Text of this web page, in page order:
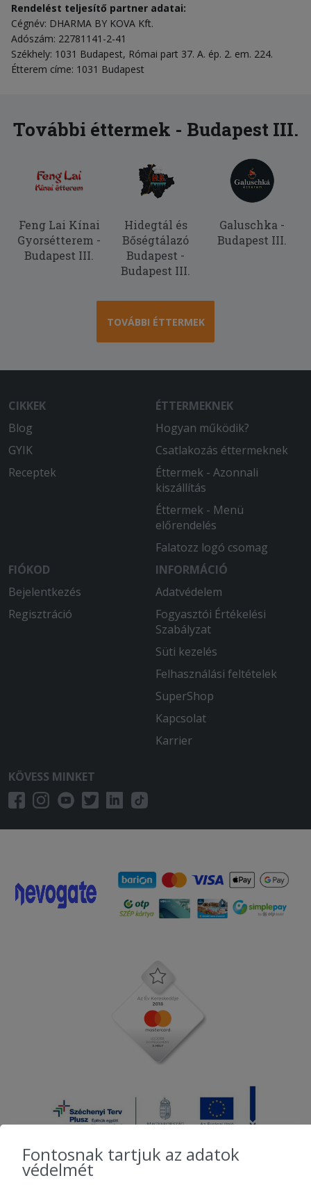
Rendelést teljesítő partner adatai:
Cégnév: DHARMA BY KOVA Kft.
Adószám: 22781141-2-41
Székhely: 1031 Budapest, Római part 37. A. ép. 2. em. 224.
Étterem címe: 1031 Budapest
További éttermek - Budapest III.
Feng Lai Kínai
Gyorsétterem -
Budapest III.
Hidegtál és
Bőségtálazó
Budapest -
Budapest III.
Galuschka -
Budapest III.
TOVÁBBI ÉTTERMEK
CIKKEK
Blog
GYIK
Receptek
ÉTTERMEKNEK
Hogyan működik?
Csatlakozás éttermeknek
Éttermek - Azonnali
kiszállítás
Éttermek - Menü
előrendelés
Falatozz logó csomag
FIÓKOD
Bejelentkezés
Regisztráció
INFORMÁCIÓ
Adatvédelem
Fogyasztói Értékelési
Szabályzat
Süti kezelés
Felhasználási feltételek
SuperShop
Kapcsolat
Karrier
KÖVESS MINKET
Fontosnak tartjuk az adatok
védelmét